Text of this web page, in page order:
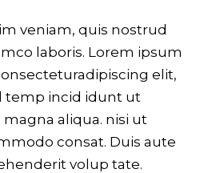
veniam, quis nostrud
laboris. Lorem ipsum
elit,
temp incid idunt ut
magna aliqua. nisi ut
consat. Duis aute
volup tate.